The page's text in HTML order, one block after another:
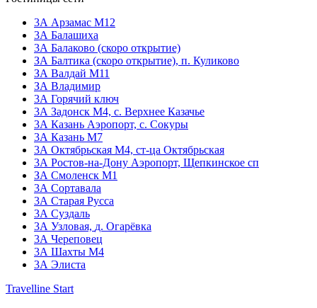
3А Арзамас М12
3А Балашиха
3А Балаково (скоро открытие)
ЗА Балтика (скоро открытие), п. Куликово
ЗА Валдай M11
ЗА Владимир
3А Горячий ключ
3А Задонск М4, с. Верхнее Казачье
3А Казань Аэропорт, с. Сокуры
3А Казань М7
3А Октябрьская М4, ст-ца Октябрьская
3А Ростов-на-Дону Аэропорт, Щепкинское сп
ЗА Смоленск М1
3А Сортавала
3А Старая Русса
3А Суздаль
3А Узловая, д. Огарёвка
3А Череповец
3А Шахты М4
3А Элиста
Travelline Start